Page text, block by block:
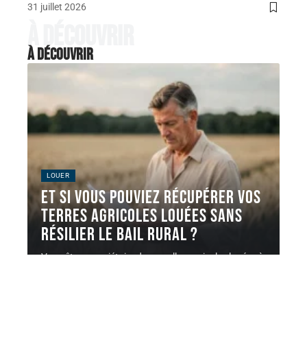
31 juillet 2026
À découvrir
À découvrir
LOUER
Et si vous pouviez récupérer vos
terres agricoles louées sans
résilier le bail rural ?
Vous êtes propriétaire de parcelles agricoles louées à